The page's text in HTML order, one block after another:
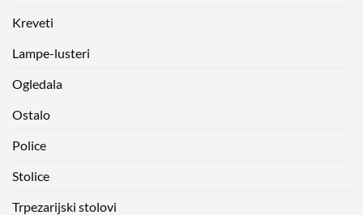
Kreveti
Lampe-lusteri
Ogledala
Ostalo
Police
Stolice
Trpezarijski stolovi